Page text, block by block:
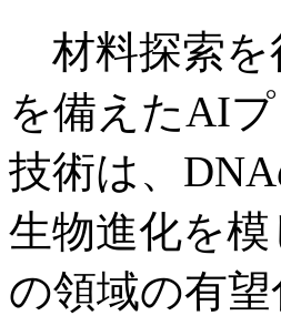
材料探索を
を備えたAI
技術は、
生物進化を
の領域の有